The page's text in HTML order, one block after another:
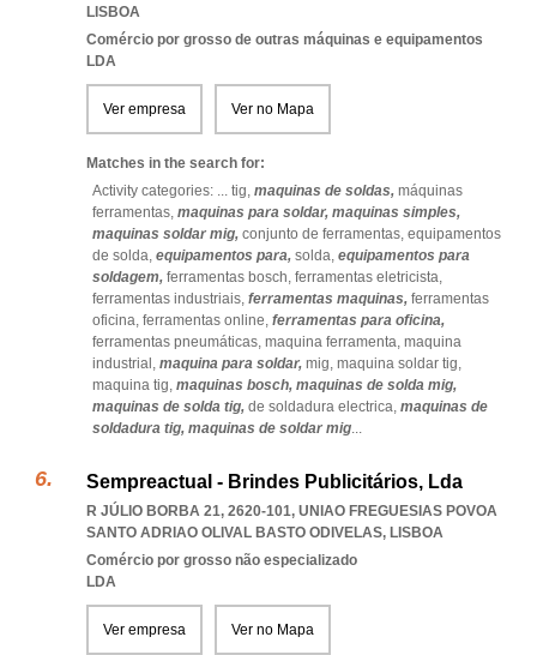
LISBOA
Comércio por grosso de outras máquinas e equipamentos
LDA
Ver empresa Ver no Mapa
Matches in the search for:
Activity categories: ... tig, maquinas de soldas, máquinas
ferramentas, maquinas para soldar, maquinas simples,
maquinas soldar mig, conjunto de ferramentas, equipamentos
de solda, equipamentos para, solda, equipamentos para
soldagem, ferramentas bosch, ferramentas eletricista,
ferramentas industriais, ferramentas maquinas, ferramentas
oficina, ferramentas online, ferramentas para oficina,
ferramentas pneumáticas, maquina ferramenta, maquina
industrial, maquina para soldar, mig, maquina soldar tig,
maquina tig, maquinas bosch, maquinas de solda mig,
maquinas de solda tig, de soldadura electrica, maquinas de
soldadura tig, maquinas de soldar mig...
Sempreactual - Brindes Publicitários, Lda
R JÚLIO BORBA 21, 2620-101, UNIAO FREGUESIAS POVOA
SANTO ADRIAO OLIVAL BASTO ODIVELAS, LISBOA
Comércio por grosso não especializado
LDA
Ver empresa Ver no Mapa